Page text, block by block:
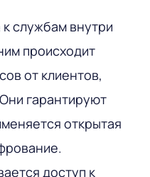
к службам внутри
происходит
от клиентов,
гарантируют
открытая
доступ к